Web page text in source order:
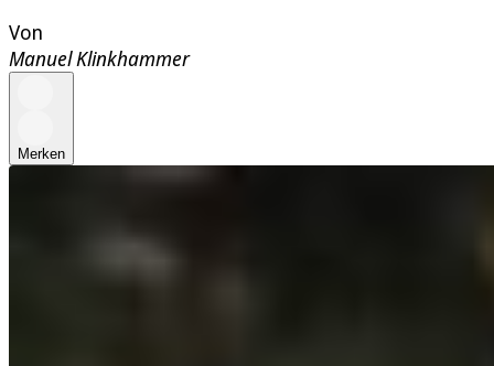
Von
Manuel Klinkhammer
Merken